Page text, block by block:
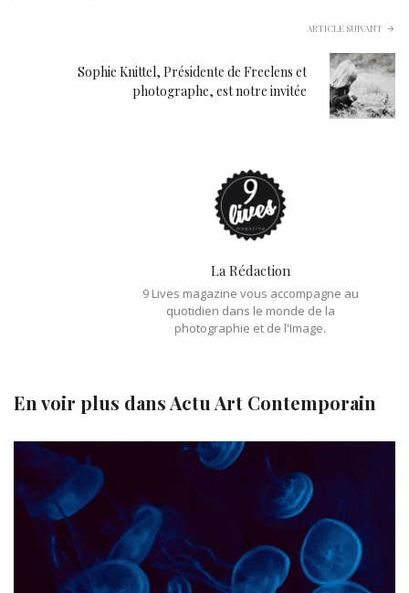
ARTICLE SUIVANT
Sophie Knittel, Présidente de Freelens et
photographe, est notre invitée
La Rédaction
9 Lives magazine vous accompagne au
quotidien dans le monde de la
photographie et de l'Image.
En voir plus dansActu Art Contemporain